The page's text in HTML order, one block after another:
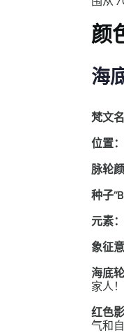
颜
海
梵文名
位置：
脉轮颜
种子
元素：
象征
海底
家人！
红色
气和